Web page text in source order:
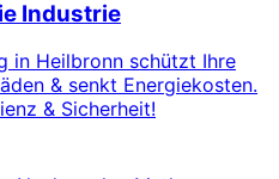
Industrie
in Heilbronn schützt Ihre
& senkt Energiekosten.
& Sicherheit!